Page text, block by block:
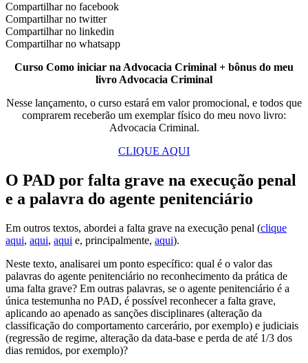
Compartilhar no facebook
Compartilhar no twitter
Compartilhar no linkedin
Compartilhar no whatsapp
Curso Como iniciar na Advocacia Criminal + bônus do meu
livro Advocacia Criminal
Nesse lançamento, o curso estará em valor promocional, e todos que
comprarem receberão um exemplar físico do meu novo livro:
Advocacia Criminal.
CLIQUE AQUI
O PAD por falta grave na execução penal
e a palavra do agente penitenciário
Em outros textos, abordei a falta grave na execução penal (clique
aqui, aqui, aqui e, principalmente, aqui).
Neste texto, analisarei um ponto específico: qual é o valor das
palavras do agente penitenciário no reconhecimento da prática de
uma falta grave? Em outras palavras, se o agente penitenciário é a
única testemunha no PAD, é possível reconhecer a falta grave,
aplicando ao apenado as sanções disciplinares (alteração da
classificação do comportamento carcerário, por exemplo) e judiciais
(regressão de regime, alteração da data-base e perda de até 1/3 dos
dias remidos, por exemplo)?